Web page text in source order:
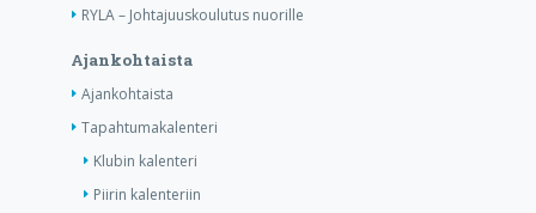
RYLA – Johtajuuskoulutus nuorille
Ajankohtaista
Ajankohtaista
Tapahtumakalenteri
Klubin kalenteri
Piirin kalenteriin